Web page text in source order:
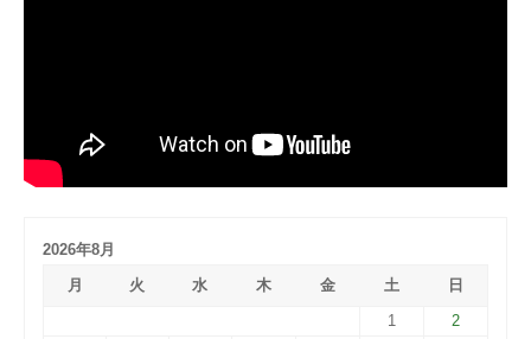
2026年8月
月
火 水 木 金 土
日
1
2